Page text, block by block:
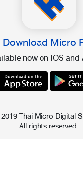
Download Micro
now on IOS and
Thai Micro Digital
All rights reserved.